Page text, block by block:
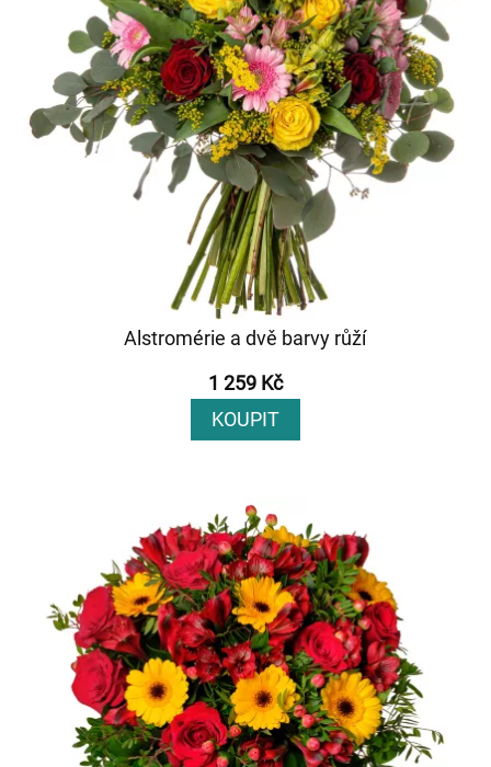
Alstromérie a dvě barvy růží
1 259 Kč
KOUPIT